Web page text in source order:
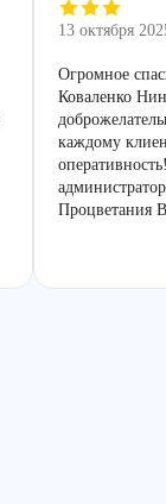
13 октября
Огромное
Коваленко
каждому